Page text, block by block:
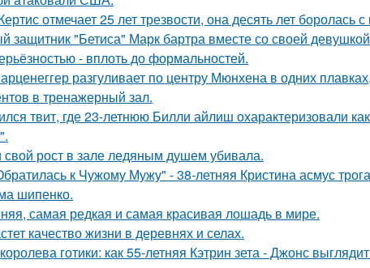
отмечает 25 лет трезвости, она десять лет боролась
защитник "Бетиса" Марк бартра вместе со своей
- вплоть до формальностей.
разгуливает по центру Мюнхена в одних
в тренажерный зал.
твит, где 23-летнюю Билли айлиш охарактеризовали
рост в зале ледяным душем убивала.
к Чужому Мужу" - 38-летняя Кристина асмус
шипенко.
самая редкая и самая красивая лошадь в мире.
качество жизни в деревнях и селах.
готики: как 55-летняя Кэтрин зета - Джонс